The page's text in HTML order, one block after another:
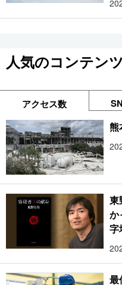
人気のコンテンツ
アクセス数
熊
東
か
字
最